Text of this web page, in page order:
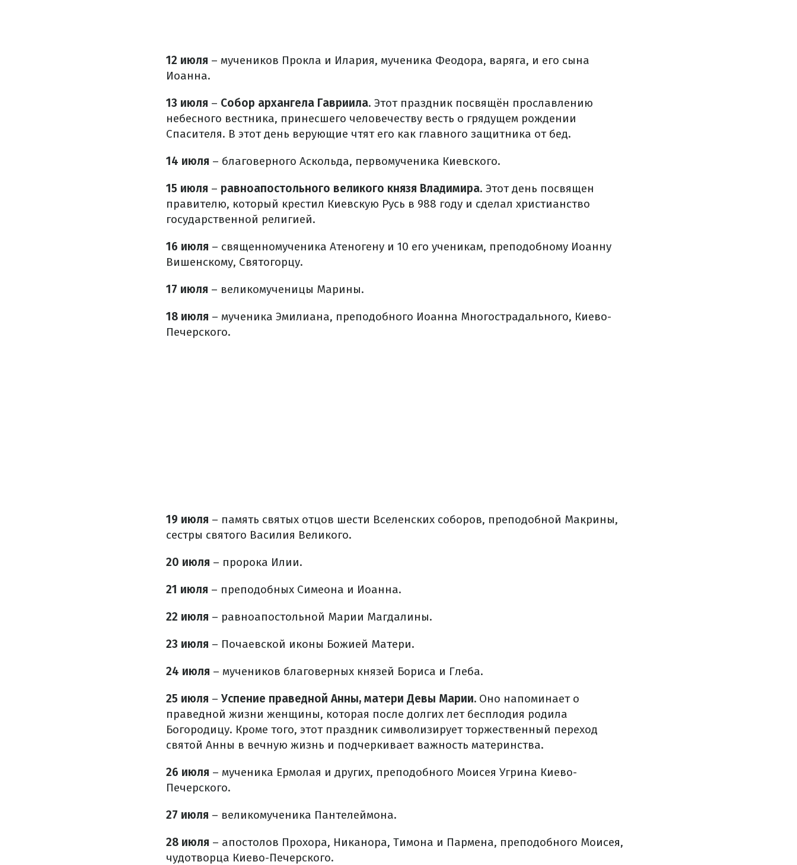
12 июля – мучеников Прокла и Илария, мученика Феодора, варяга, и его сына
Иоанна.
13 июля – Собор архангела Гавриила. Этот праздник посвящён прославлению
небесного вестника, принесшего человечеству весть о грядущем рождении
Спасителя. В этот день верующие чтят его как главного защитника от бед.
14 июля – благоверного Аскольда, первомученика Киевского.
15 июля – равноапостольного великого князя Владимира. Этот день посвящен
правителю, который крестил Киевскую Русь в 988 году и сделал христианство
государственной религией.
16 июля – священномученика Атеногену и 10 его ученикам, преподобному Иоанну
Вишенскому, Святогорцу.
17 июля – великомученицы Марины.
18 июля – мученика Эмилиана, преподобного Иоанна Многострадального, Киево-
Печерского.
19 июля – память святых отцов шести Вселенских соборов, преподобной Макрины,
сестры святого Василия Великого.
20 июля – пророка Илии.
21 июля – преподобных Симеона и Иоанна.
22 июля – равноапостольной Марии Магдалины.
23 июля – Почаевской иконы Божией Матери.
24 июля – мучеников благоверных князей Бориса и Глеба.
25 июля – Успение праведной Анны, матери Девы Марии. Оно напоминает о
праведной жизни женщины, которая после долгих лет бесплодия родила
Богородицу. Кроме того, этот праздник символизирует торжественный переход
святой Анны в вечную жизнь и подчеркивает важность материнства.
26 июля – мученика Ермолая и других, преподобного Моисея Угрина Киево-
Печерского.
27 июля – великомученика Пантелеймона.
28 июля – апостолов Прохора, Никанора, Тимона и Пармена, преподобного Моисея,
чудотворца Киево-Печерского.